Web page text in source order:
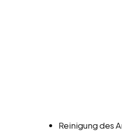
Reinigung des